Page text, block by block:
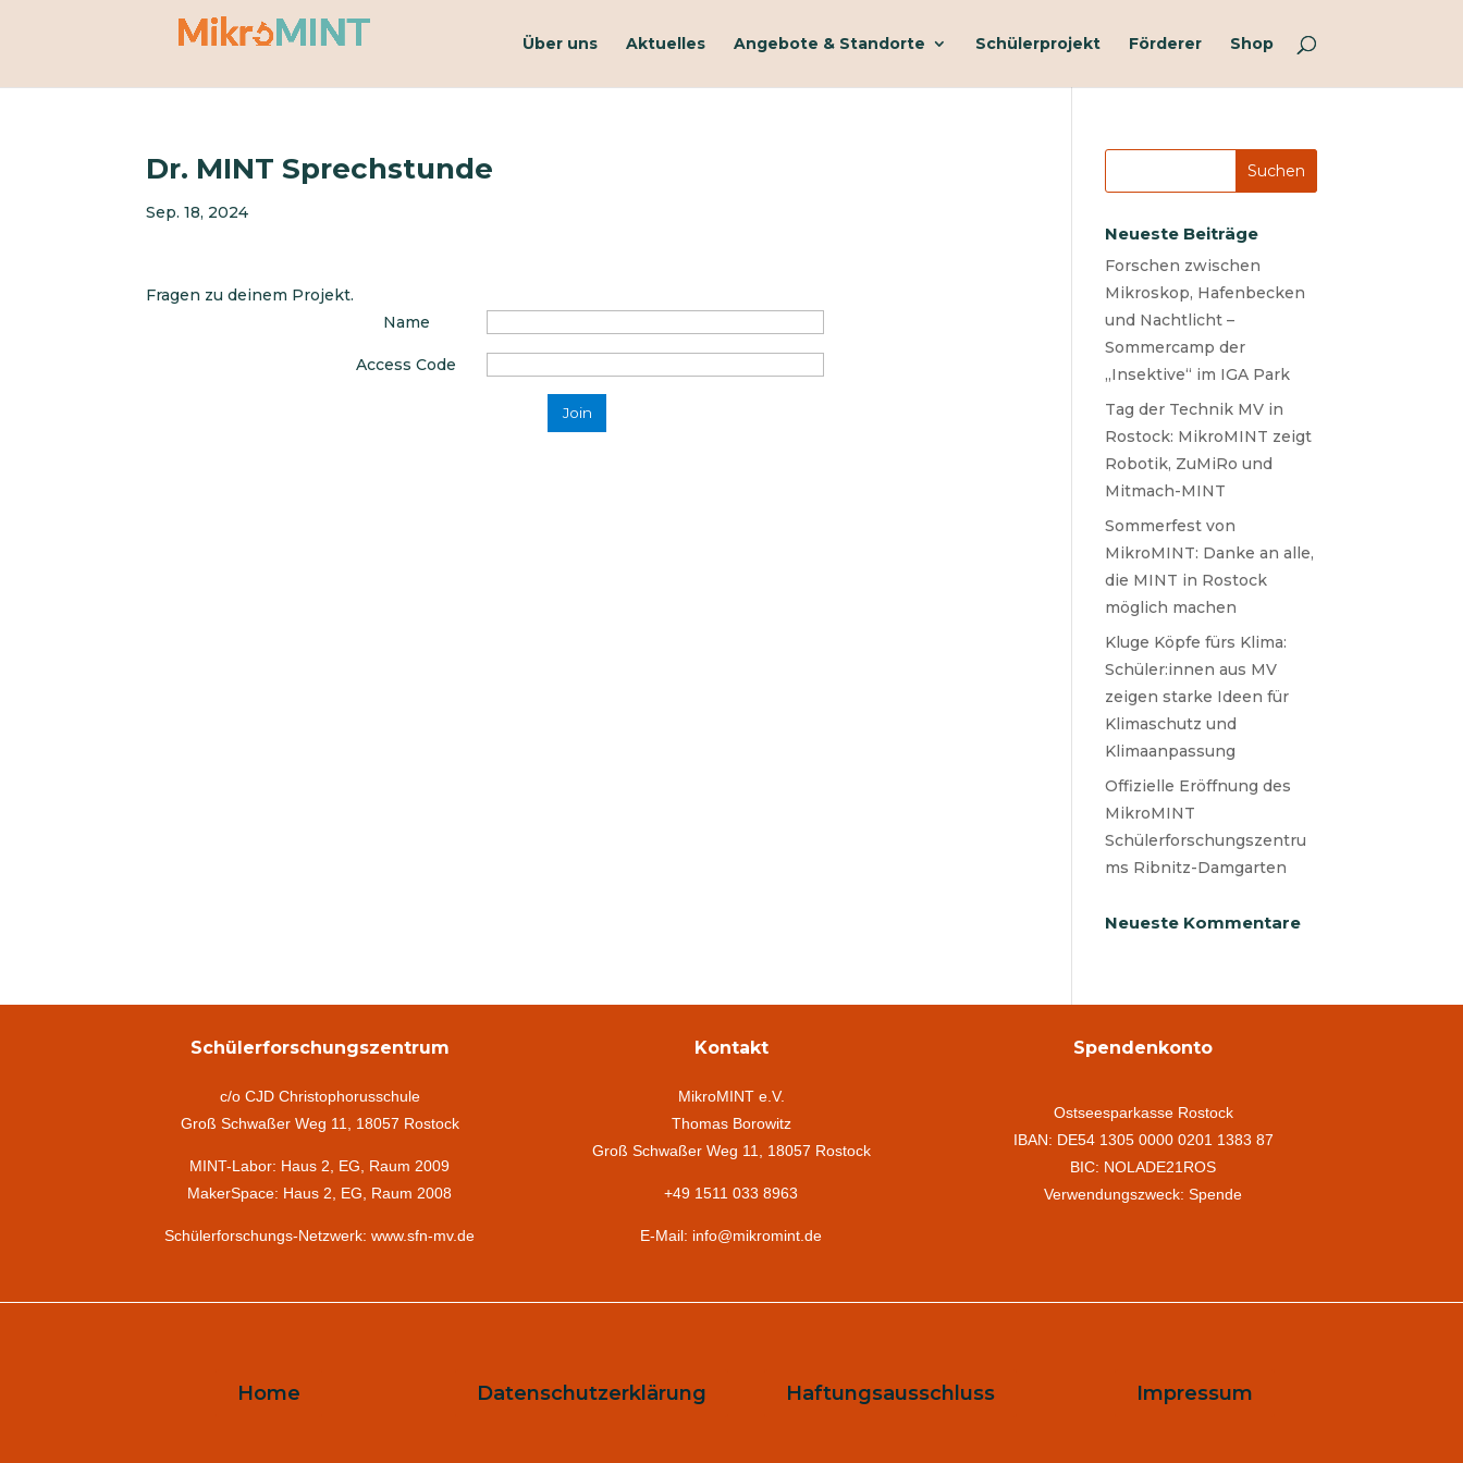
Über uns Aktuelles Angebote & Standorte Schülerprojekt Förderer Shop
Dr. MINT Sprechstunde
Sep. 18, 2024
Fragen zu deinem Projekt.
Name
Access Code
Join
Neueste Beiträge
Forschen zwischen
Mikroskop, Hafenbecken
und Nachtlicht –
Sommercamp der
„Insektive“ im IGA Park
Tag der Technik MV in
Rostock: MikroMINT zeigt
Robotik, ZuMiRo und
Mitmach-MINT
Sommerfest von
MikroMINT: Danke an alle,
die MINT in Rostock
möglich machen
Kluge Köpfe fürs Klima:
Schüler:innen aus MV
zeigen starke Ideen für
Klimaschutz und
Klimaanpassung
Offizielle Eröffnung des
MikroMINT
Schülerforschungszentru
ms Ribnitz-Damgarten
Neueste Kommentare
Schülerforschungszentrum
c/o CJD Christophorusschule
Groß Schwaßer Weg 11, 18057 Rostock
MINT-Labor: Haus 2, EG, Raum 2009
MakerSpace: Haus 2, EG, Raum 2008
Schülerforschungs-Netzwerk: www.sfn-mv.de
Kontakt
MikroMINT e.V.
Thomas Borowitz
Groß Schwaßer Weg 11, 18057 Rostock
+49 1511 033 8963
E-Mail: info@mikromint.de
Spendenkonto
Ostseesparkasse Rostock
IBAN: DE54 1305 0000 0201 1383 87
BIC: NOLADE21ROS
Verwendungszweck: Spende
Home Datenschutzerklärung Haftungsausschluss Impressum